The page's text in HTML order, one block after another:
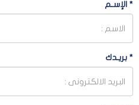
* الإسـم
* بريـدك